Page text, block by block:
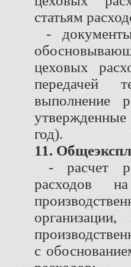
статьям
-
цеховых
передачей
выполнение
год).
11.
- расчет
расходов
с